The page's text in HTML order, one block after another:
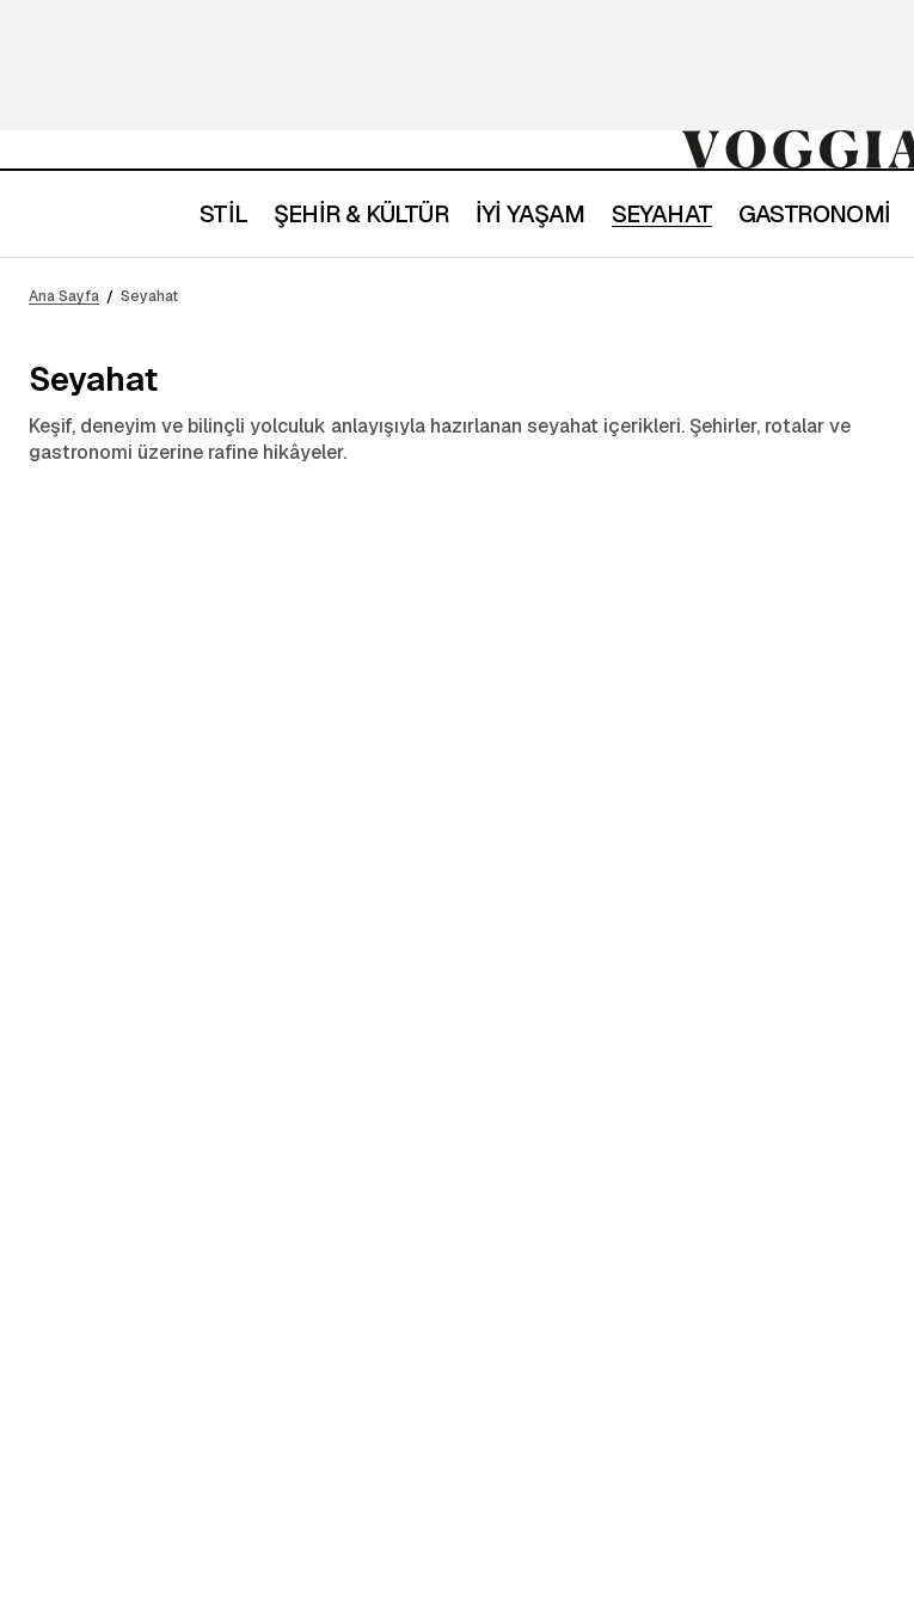
STİL ŞEHİR & KÜLTÜR İYİ YAŞAM SEYAHAT GASTRONOMİ
Ana Sayfa Seyahat
Seyahat
Keşif, deneyim ve bilinçli yolculuk anlayışıyla hazırlanan seyahat içerikleri. Şehirler, rotalar ve
gastronomi üzerine rafine hikâyeler.